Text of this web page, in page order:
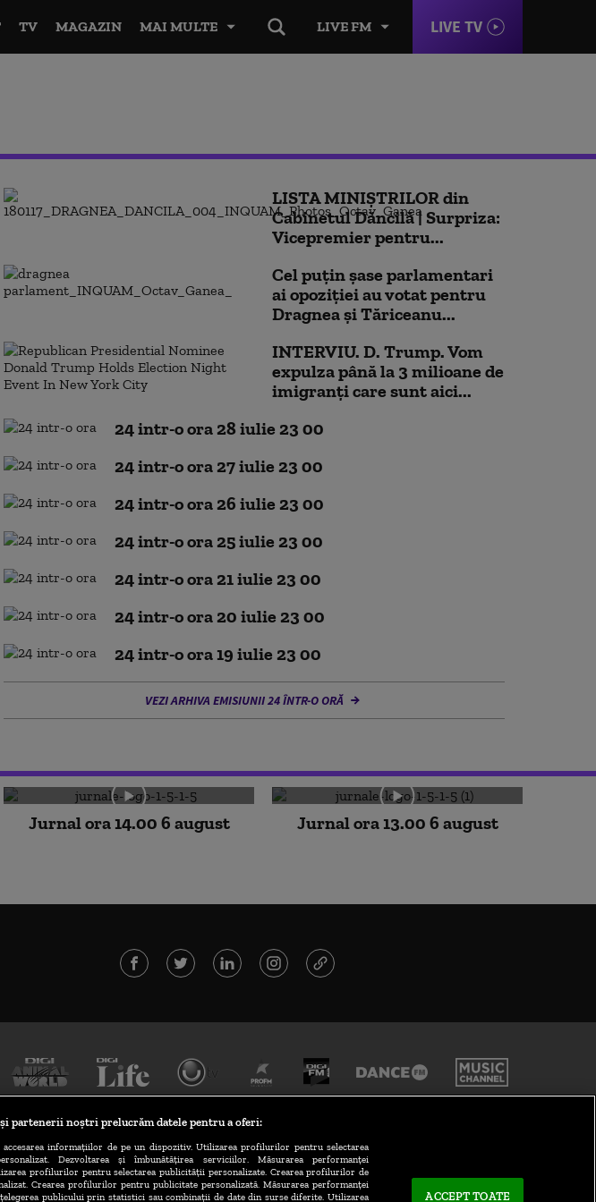
LIVE FM LIVE TV
TV MAGAZIN MAI MULTE
LISTA MINIȘTRILOR din
Cabinetul Dăncilă | Surpriza:
Vicepremier pentru...
Cel puţin şase parlamentari
ai opoziţiei au votat pentru
Dragnea şi Tăriceanu...
INTERVIU. D. Trump. Vom
expulza până la 3 milioane de
imigranți care sunt aici...
24 intr-o ora 28 iulie 23 00
24 intr-o ora 27 iulie 23 00
24 intr-o ora 26 iulie 23 00
24 intr-o ora 25 iulie 23 00
24 intr-o ora 21 iulie 23 00
24 intr-o ora 20 iulie 23 00
24 intr-o ora 19 iulie 23 00
VEZI ARHIVA EMISIUNII 24 ÎNTR-O ORĂ
Jurnal ora 14.00 6 august Jurnal ora 13.00 6 august
DE CONFIDENȚIALITATE
partenerii noștri prelucrăm datele pentru a oferi:
accesarea informațiilor de pe un dispozitiv. Utilizarea profilurilor pentru selectarea
Dezvoltarea și îmbunătățirea serviciilor. Măsurarea performanței
profilurilor pentru selectarea publicității personalizate. Crearea profilurilor de
Crearea profilurilor pentru publicitate personalizată. Măsurarea performanței
publicului prin statistici sau combinații de date din surse diferite. Utilizarea
ACCEPT TOATE